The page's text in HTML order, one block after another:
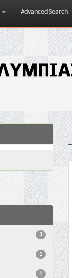
Advanced Search
3
1
1